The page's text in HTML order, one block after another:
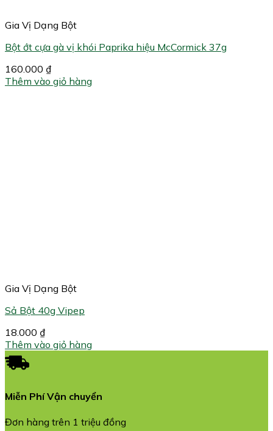
Gia Vị Dạng Bột
Bột ớt cựa gà vị khói Paprika hiệu McCormick​ 37g
160.000 ₫
Thêm vào giỏ hàng
Gia Vị Dạng Bột
Sả Bột 40g Vipep
18.000 ₫
Thêm vào giỏ hàng
Miễn Phí Vận chuyển
Đơn hàng trên 1 triệu đồng